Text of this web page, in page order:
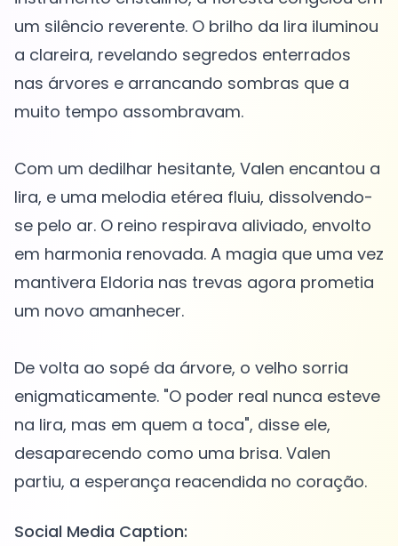
um silêncio reverente. O brilho da lira iluminou
a clareira, revelando segredos enterrados
nas árvores e arrancando sombras que a
muito tempo assombravam.
Com um dedilhar hesitante, Valen encantou a
lira, e uma melodia etérea fluiu, dissolvendo-
se pelo ar. O reino respirava aliviado, envolto
em harmonia renovada. A magia que uma vez
mantivera Eldoria nas trevas agora prometia
um novo amanhecer.
De volta ao sopé da árvore, o velho sorria
enigmaticamente. "O poder real nunca esteve
na lira, mas em quem a toca", disse ele,
desaparecendo como uma brisa. Valen
Social Media Caption: